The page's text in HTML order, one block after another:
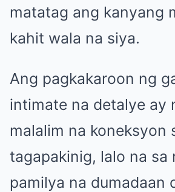
matatag ang kanyang
kahit wala na siya.
Ang pagkakaroon ng
intimate na detalye ay
malalim na koneksyon
tagapakinig, lalo na sa
pamilya na dumadaan